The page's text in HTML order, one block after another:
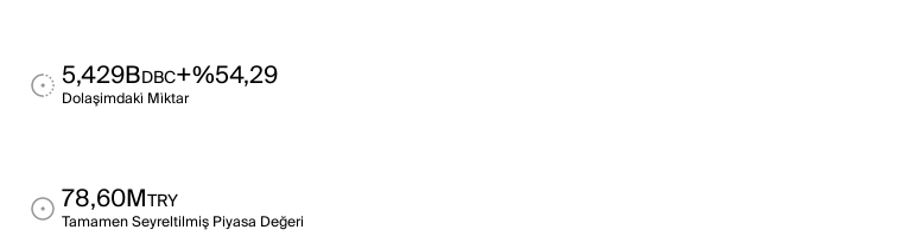
5,429BDBC+%54,29
Dolaşimdaki̇ Mi̇ktar
78,60MTRY
Tamamen Seyreltilmiş Piyasa Değeri